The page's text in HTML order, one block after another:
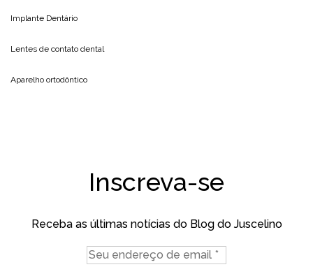
Implante Dentário
Lentes de contato dental
Aparelho ortodôntico
Inscreva-se
Receba as últimas notícias do Blog do Juscelino